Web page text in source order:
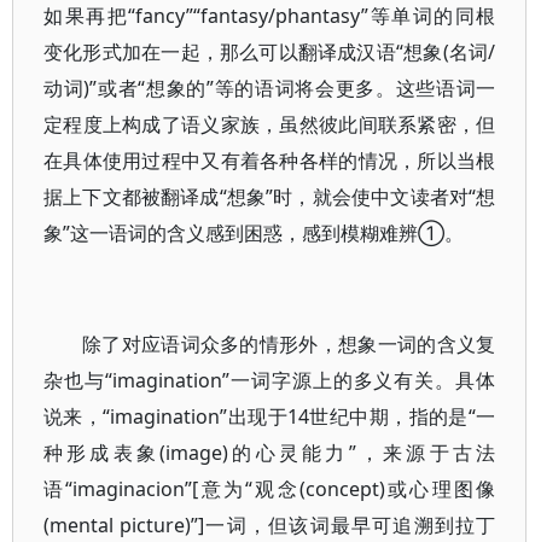
如果再把“fancy”“fantasy/phantasy”等单词的同根
变化形式加在一起，那么可以翻译成汉语“想象(名词/
动词)”或者“想象的”等的语词将会更多。这些语词一
定程度上构成了语义家族，虽然彼此间联系紧密，但
在具体使用过程中又有着各种各样的情况，所以当根
据上下文都被翻译成“想象”时，就会使中文读者对“想
象”这一语词的含义感到困惑，感到模糊难辨①。
除了对应语词众多的情形外，想象一词的含义复
杂也与“imagination”一词字源上的多义有关。具体
说来，“imagination”出现于14世纪中期，指的是“一
种形成表象(image)的心灵能力”，来源于古法
语“imaginacion”[意为“观念(concept)或心理图像
(mental picture)”]一词，但该词最早可追溯到拉丁